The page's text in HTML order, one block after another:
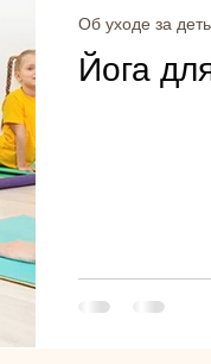
Йога
Об уходе за